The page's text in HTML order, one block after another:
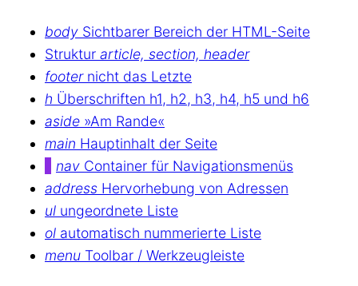
body Sichtbarer Bereich der HTML-Seite
Struktur article, section, header
footernicht das Letzte
h Überschriften h1, h2, h3, h4, h5 und h6
aside »Am Rande«
main Hauptinhalt der Seite
nav Container für Navigationsmenüs
address Hervorhebung von Adressen
ul ungeordnete Liste
ol automatisch nummerierte Liste
menu Toolbar / Werkzeugleiste